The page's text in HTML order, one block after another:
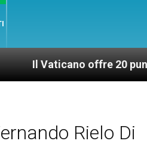
offre 20 punti per un
Rielo Di